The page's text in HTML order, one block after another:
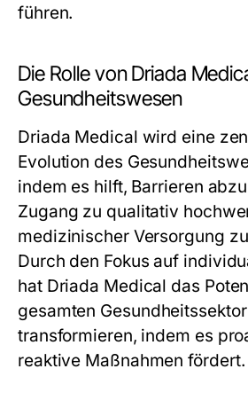
führen.
Die Rolle von Driada
Gesundheitswesen
Driada Medical wird eine
Evolution des
indem es hilft, Barrieren
Zugang zu qualitativ
medizinischer Versorgung
Durch den Fokus auf
hat Driada Medical das
gesamten
transformieren, indem es
reaktive Maßnahmen fördert.